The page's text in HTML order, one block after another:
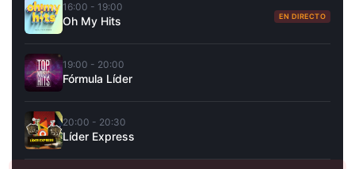
16:00 - 19:00
Oh My Hits EN DIRECTO
19:00 - 20:00
Fórmula Líder
20:00 - 20:30
Líder Express